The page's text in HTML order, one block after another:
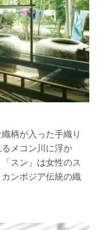
柄が入った手織り
メコン川に浮か
スン」は女性のス
ンボジア伝統の織